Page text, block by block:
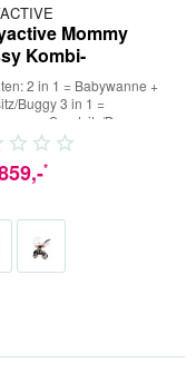
Mommy
Kombi-
2 in 1 = Babywanne +
Buggy 3 in 1 =
+ Sportsitz/Buggy +
(inkl. Adapter) 4...
,-*